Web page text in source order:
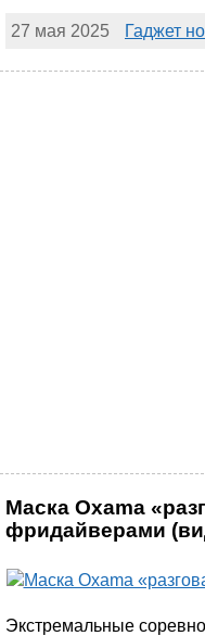
27 мая 2025 Гаджет
Маска Oxama
фридайверами
Экстремальные